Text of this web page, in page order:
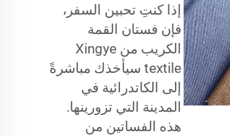
إذا كنتِ تحبين السفر،
فإن فستان القمة
الكريب من Xingye
textile سيأخذك مباشرةً
إلى الكاتدرائية في
المدينة التي تزورينها.
هذه الفساتين من